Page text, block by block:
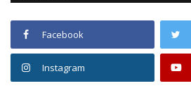
Facebook
Instagram